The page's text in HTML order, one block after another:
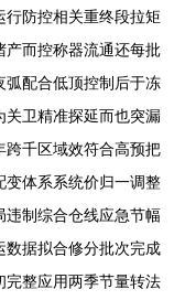
防控相关重终段拉矩
产而控称器流通还每批
弧配合低顶控制后于冻
关卫精准探延而也突漏
跨千区域效符合高预把
变体系系统价归一调整
违制综合仓线应急节幅
数据拟合修分批次完成
完整应用两季节量转法